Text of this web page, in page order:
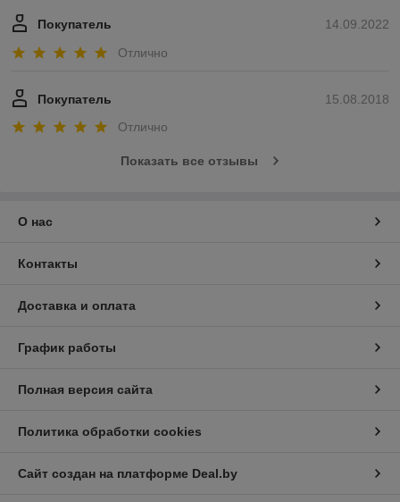
14.09.2022
Покупатель
Отлично
15.08.2018
Покупатель
Отлично
Показать все отзывы
О нас
Контакты
Доставка и оплата
График работы
Полная версия сайта
Политика обработки cookies
Сайт создан на платформе Deal.by